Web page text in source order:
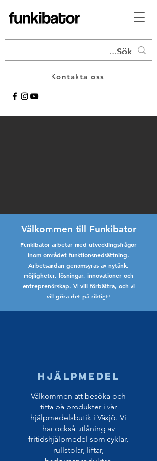
Kontakta oss
Välkommen till Funkibator
Funkibator arbetar med utvecklingsfrågor
inom området funktionsnedsättning.
Arbetsandan genomsyras av nytänk,
möjligheter, lösningar, innovationer och
entreprenörskap. Vi vill förbättra, och vi
vill göra det på riktigt!
Hjälpmedel
Välkommen att besöka och
titta på produkter i vår
hjälpmedelsbutik i Växjö. Vi
har också utlåning av
fritidshjälpmedel som cyklar,
rullstolar, liftar,